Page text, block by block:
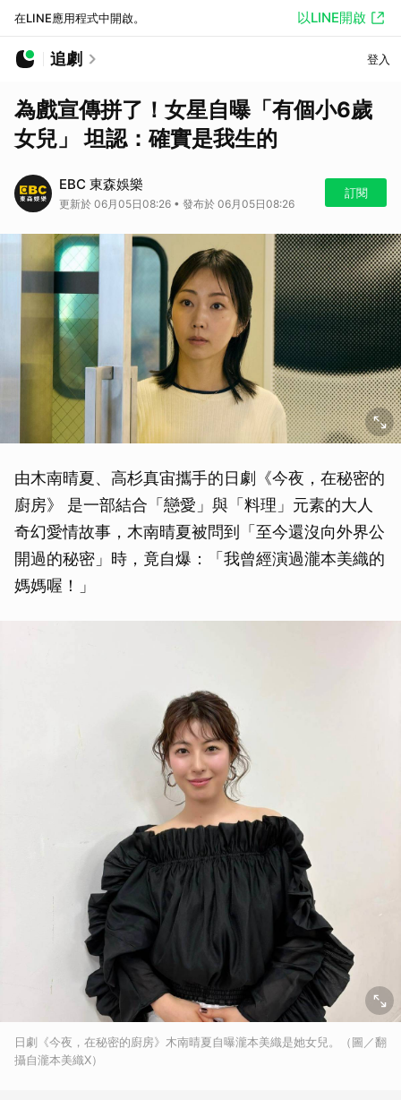
在LINE應用程式中開啟。 以LINE開啟
追劇 登入
為戲宣傳拼了！女星自曝「有個小6歲
女兒」 坦認：確實是我生的
EBC 東森娛樂
更新於 06月05日08:26 • 發布於 06月05日08:26
訂閱
由木南晴夏、高杉真宙攜手的日劇《今夜，在秘密的
廚房》 是一部結合「戀愛」與「料理」元素的大人
奇幻愛情故事，木南晴夏被問到「至今還沒向外界公
開過的秘密」時，竟自爆：「我曾經演過瀧本美織的
媽媽喔！」
日劇《今夜，在秘密的廚房》木南晴夏自曝瀧本美織是她女兒。（圖／翻
攝自瀧本美織X）